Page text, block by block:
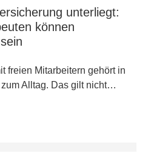
unterliegt:
können
freien Mitarbeitern gehört in
Alltag. Das gilt nicht…